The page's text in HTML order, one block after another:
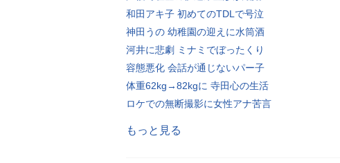
和田アキ子 初めてのTDLで号泣
神田うの 幼稚園の迎えに水筒酒
河井に悲劇 ミナミでぼったくり
容態悪化 会話が通じないパー子
体重62kg→82kgに 寺田心の生活
ロケでの無断撮影に女性アナ苦言
もっと見る